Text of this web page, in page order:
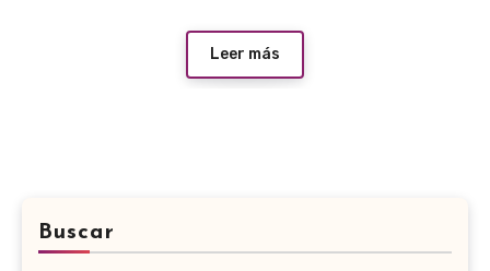
Leer más
Buscar